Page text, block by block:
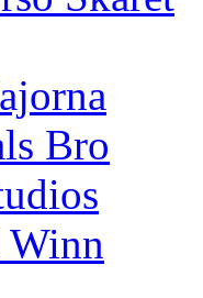
Bro